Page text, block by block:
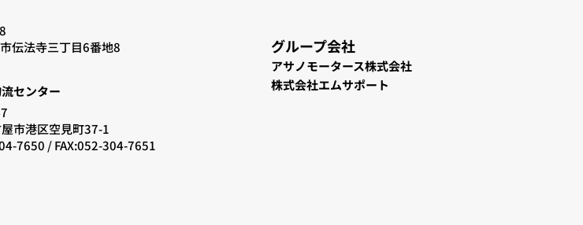
伝法寺三丁目6番地8
センター
市港区空見町37-1
7650 / FAX:052-304-7651
グループ会社
アサノモータース株式会社
株式会社エムサポート